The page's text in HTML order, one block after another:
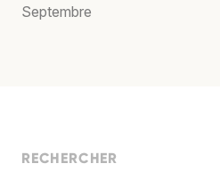
Septembre
RECHERCHER